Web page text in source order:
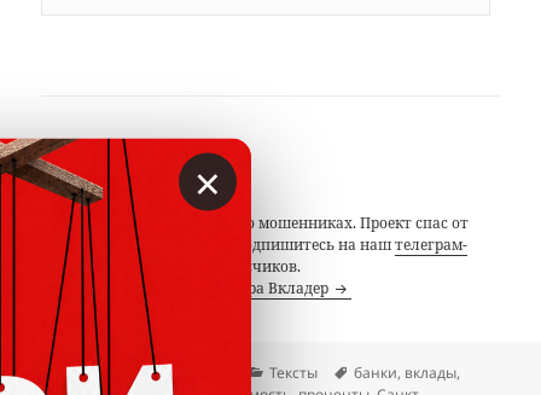
АВТОР
Вкладер
С 2014 года предупреждаем о мошенниках. Проект спас от
потерь миллионы людей. Подпишитесь на наштелеграм-
канал с 19 тысячами подписчиков.
Посмотреть все записи автора Вкладер
Опубликовано
07.11.2014 Рубрики
Тексты Метки
банки, вклады,
×